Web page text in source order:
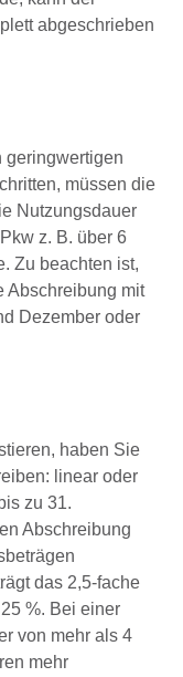
abgeschrieben
geringwertigen
müssen die
Nutzungsdauer
z. B. über 6
Zu beachten ist,
Abschreibung mit
Dezember oder
haben Sie
linear oder
zu 31.
Abschreibung
das 2,5-fache
%. Bei einer
von mehr als 4
mehr